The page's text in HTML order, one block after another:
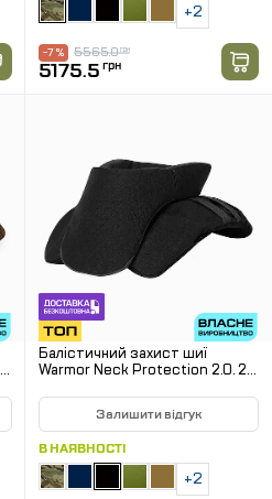
+2
5565.0грн
-7 %
5175.5 грн
Балістичний захист шиї
Warmor Neck Protection 2.0. 2
Залишити відгук
В НАЯВНОСТІ
+2